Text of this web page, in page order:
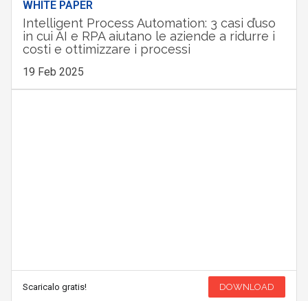
WHITE PAPER
Intelligent Process Automation: 3 casi d’uso
in cui AI e RPA aiutano le aziende a ridurre i
costi e ottimizzare i processi
19 Feb 2025
Scaricalo gratis! DOWNLOAD